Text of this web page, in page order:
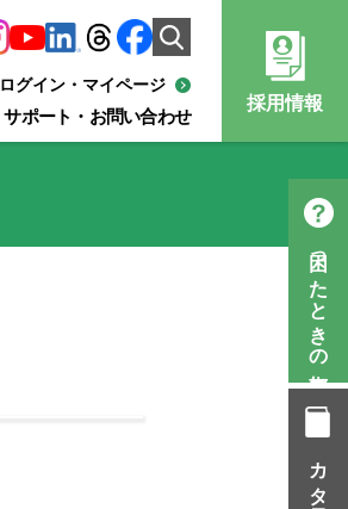
サポート・お問い合わせ
ログイン・マイページ
採用情報
困ったときの知恵袋